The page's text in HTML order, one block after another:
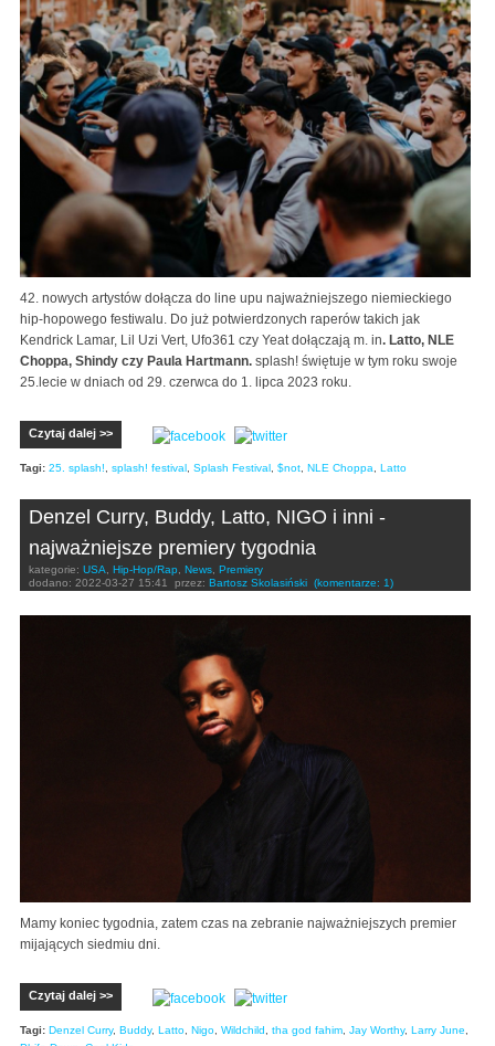
42. nowych artystów dołącza do line upu najważniejszego niemieckiego
hip-hopowego festiwalu. Do już potwierdzonych raperów takich jak
Kendrick Lamar, Lil Uzi Vert, Ufo361 czy Yeat dołączają m. in. Latto, NLE
Choppa, Shindy czy Paula Hartmann. splash! świętuje w tym roku swoje
25.lecie w dniach od 29. czerwca do 1. lipca 2023 roku.
Czytaj dalej >>
Tagi: 25. splash! splash! festival Splash Festival $not NLE Choppa Latto
Denzel Curry, Buddy, Latto, NIGO i inni -
najważniejsze premiery tygodnia
kategorie: USA Hip-Hop/Rap News Premiery
dodano: 2022-03-27 15:41 przez: Bartosz Skolasiński (komentarze: 1)
Mamy koniec tygodnia, zatem czas na zebranie najważniejszych premier
mijających siedmiu dni.
Czytaj dalej >>
Tagi: Denzel Curry, Buddy, Latto Nigo Wildchild tha god fahim Jay Worthy, Larry June